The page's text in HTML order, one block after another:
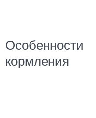
Особенности
кормления